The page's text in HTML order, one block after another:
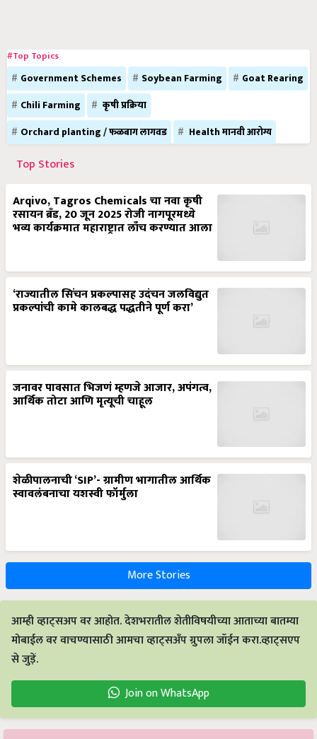
#Top Topics
Government Schemes Soybean Farming
Goat Rearing
Chili Farming
कृषी प्रक्रिया
Orchard planting / फळबाग लागवड
Health मानवी आरोग्य
Top Stories
Arqivo, Tagros Chemicals चा नवा कृषी
रसायन ब्रँड, 20 जून 2025 रोजी नागपूरमध्ये
भव्य कार्यक्रमात महाराष्ट्रात लाँच करण्यात आला
‘राज्यातील सिंचन प्रकल्पासह उदंचन जलविद्युत
प्रकल्पांची कामे कालबद्ध पद्धतीने पूर्ण करा’
जनावर पावसात भिजणं म्हणजे आजार, अपंगत्व,
आर्थिक तोटा आणि मृत्यूची चाहूल
शेळीपालनाची ‘SIP’- ग्रामीण भागातील आर्थिक
स्वावलंबनाचा यशस्वी फॉर्मुला
More Stories
आम्ही व्हाट्सअप वर आहोत. देशभरातील शेतीविषयीच्या आताच्या बातम्या
मोबाईल वर वाचण्यासाठी आमचा व्हाट्सअँप ग्रुपला जॉईन करा.व्हाट्सएप
से जुड़ें.
Join on WhatsApp